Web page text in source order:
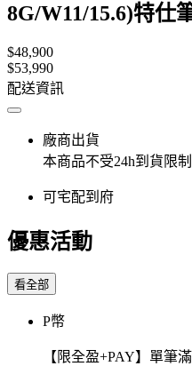
8G/W11/15.6)特仕
$48,900
$53,990
配送資訊
廠商出貨
本商品不受24h到貨限制
可宅配到府
優惠活動
看全部
P幣
【限全盈+PAY】單筆